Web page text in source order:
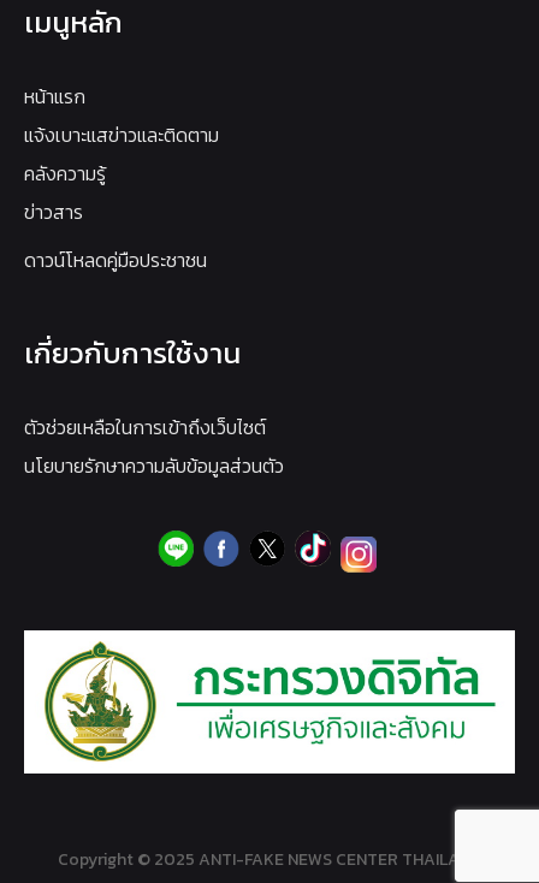
เมนูหลัก
หน้าแรก
แจ้งเบาะแสข่าวและติดตาม
คลังความรู้
ข่าวสาร
ดาวน์โหลดคู่มือประชาชน
เกี่ยวกับการใช้งาน
ตัวช่วยเหลือในการเข้าถึงเว็บไซต์
นโยบายรักษาความลับข้อมูลส่วนตัว
Copyright © 2025 ANTI-FAKE NEWS CENTER THAILAND